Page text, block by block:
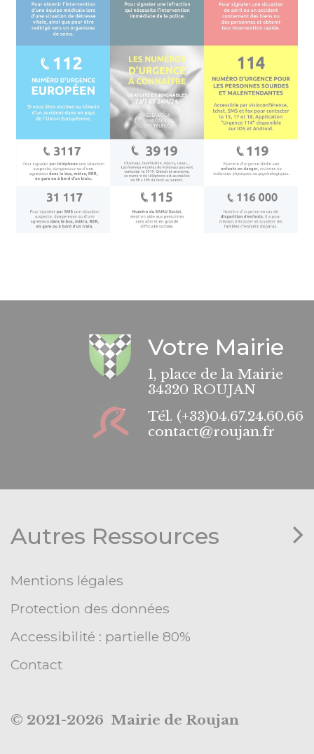
Votre Mairie
1, place de la Mairie
34320 ROUJAN
Tél. (+33)04.67.24.60.66
contact@roujan.fr
Autres Ressources
Mentions légales
Protection des données
Accessibilité : partielle 80%
Contact
© 2021-2026 Mairie de Roujan